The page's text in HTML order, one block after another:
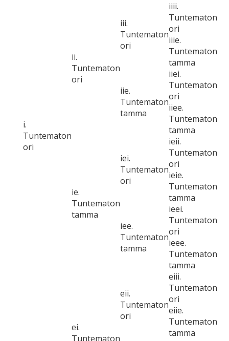
i.
Tuntematon
ori
ii.
Tuntematon
ori
iii.
Tuntematon
ori
iiii.
Tuntematon
ori
iiie.
Tuntematon
tamma
iie.
Tuntematon
tamma
iiei.
Tuntematon
ori
iiee.
Tuntematon
tamma
ie.
Tuntematon
tamma
iei.
Tuntematon
ori
ieii.
Tuntematon
ori
ieie.
Tuntematon
tamma
iee.
Tuntematon
tamma
ieei.
Tuntematon
ori
ieee.
Tuntematon
tamma
ei.
Tuntematon
eii.
Tuntematon
ori
eiii.
Tuntematon
ori
eiie.
Tuntematon
tamma